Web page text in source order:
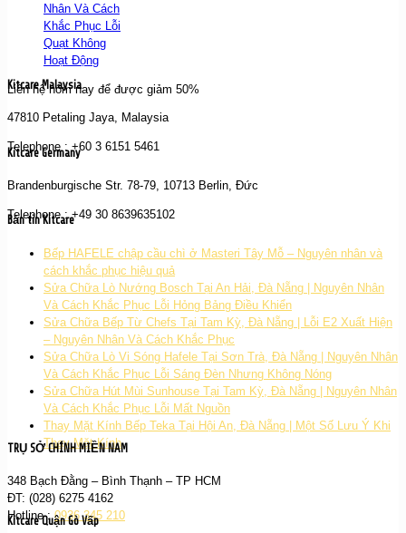
Nhân Và Cách
Khắc Phục Lỗi
Quạt Không
Hoạt Động
Liên hệ hôm nay để được giảm 50%
Kitcare Malaysia
47810 Petaling Jaya, Malaysia
Telephone : +60 3 6151 5461
Kitcare Germany
Brandenburgische Str. 78-79, 10713 Berlin, Đức
Telephone : +49 30 8639635102
Bản tin Kitcare
Bếp HAFELE chập cầu chì ở Masteri Tây Mỗ – Nguyên nhân và
cách khắc phục hiệu quả
Sửa Chữa Lò Nướng Bosch Tại An Hải, Đà Nẵng | Nguyên Nhân
Và Cách Khắc Phục Lỗi Hỏng Bảng Điều Khiển
Sửa Chữa Bếp Từ Chefs Tại Tam Kỳ, Đà Nẵng | Lỗi E2 Xuất Hiện
– Nguyên Nhân Và Cách Khắc Phục
Sửa Chữa Lò Vi Sóng Hafele Tại Sơn Trà, Đà Nẵng | Nguyên Nhân
Và Cách Khắc Phục Lỗi Sáng Đèn Nhưng Không Nóng
Sửa Chữa Hút Mùi Sunhouse Tại Tam Kỳ, Đà Nẵng | Nguyên Nhân
Và Cách Khắc Phục Lỗi Mất Nguồn
Thay Mặt Kính Bếp Teka Tại Hội An, Đà Nẵng | Một Số Lưu Ý Khi
Thay Mặt Kính
TRỤ SỞ CHÍNH MIỀN NAM
348 Bạch Đằng – Bình Thạnh – TP HCM
ĐT: (028) 6275 4162
Hotline :0936 345 210
Kitcare Quận Gò Vấp